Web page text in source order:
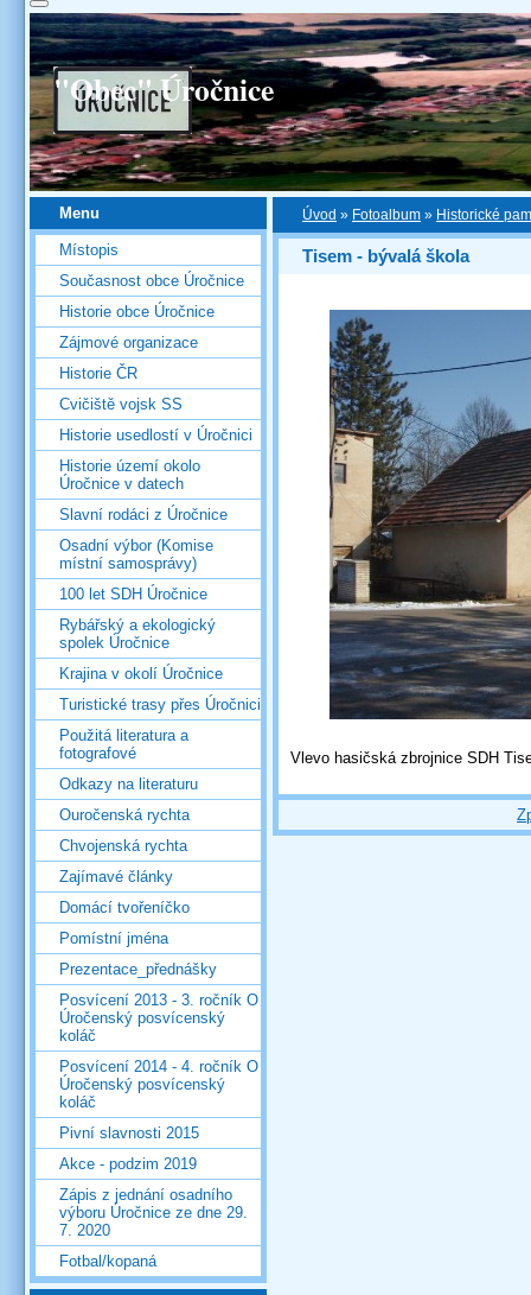
"Obec" Úročnice
Úvod » Fotoalbum » Historické
Tisem - bývalá škola
Vlevo hasičská zbrojnice SDH
Menu
Místopis
Současnost obce Úročnice
Historie obce Úročnice
Zájmové organizace
Historie ČR
Cvičiště vojsk SS
Historie usedlostí v Úročnici
Historie území okolo
Úročnice v datech
Slavní rodáci z Úročnice
Osadní výbor (Komise
místní samosprávy)
100 let SDH Úročnice
Rybářský a ekologický
spolek Úročnice
Krajina v okolí Úročnice
Turistické trasy přes Úročnici
Použitá literatura a
fotografové
Odkazy na literaturu
Ouročenská rychta
Chvojenská rychta
Zajímavé články
Domácí tvořeníčko
Pomístní jména
Prezentace_přednášky
Posvícení 2013 - 3. ročník O
Úročenský posvícenský
koláč
Posvícení 2014 - 4. ročník O
Úročenský posvícenský
koláč
Pivní slavnosti 2015
Akce - podzim 2019
Zápis z jednání osadního
výboru Úročnice ze dne 29.
7. 2020
Fotbal/kopaná